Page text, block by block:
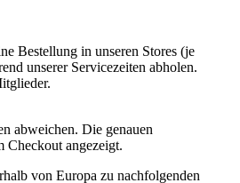
Bestellung in unseren Stores (je
unserer Servicezeiten abholen.
abweichen. Die genauen
Checkout angezeigt.
von Europa zu nachfolgenden